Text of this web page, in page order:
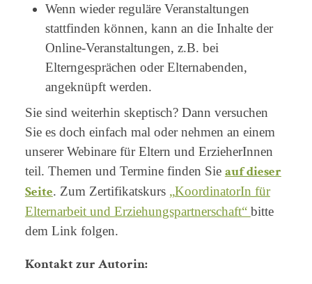
Wenn wieder reguläre Veranstaltungen
stattfinden können, kann an die Inhalte der
Online-Veranstaltungen, z.B. bei
Elterngesprächen oder Elternabenden,
angeknüpft werden.
Sie sind weiterhin skeptisch? Dann versuchen
Sie es doch einfach mal oder nehmen an einem
unserer Webinare für Eltern und ErzieherInnen
teil. Themen und Termine finden Sie auf dieser
Seite. Zum Zertifikatskurs „KoordinatorIn für
Elternarbeit und Erziehungspartnerschaft“ bitte
dem Link folgen.
Kontakt zur Autorin: